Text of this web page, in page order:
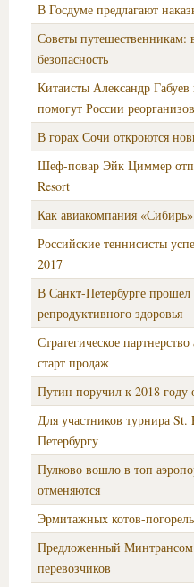
В Госдуме предлагают
Советы путешественникам:
безопасность
Китаисты Александр
помогут России
В горах Сочи откроются
Шеф-повар Эйк Циммер
Resort
Как авиакомпания
Российские теннисисты
2017
В Санкт-Петербурге
репродуктивного здоровья
Стратегическое
старт продаж
Путин поручил к 2018
Для участников турнира
Петербургу
Пулково вошло в топ
отменяются
Эрмитажных котов-
Предложенный Минтрансом
перевозчиков